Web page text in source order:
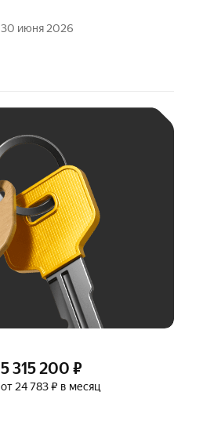
30 июня 2026
5 315 200 ₽
от 24 783 ₽ в месяц